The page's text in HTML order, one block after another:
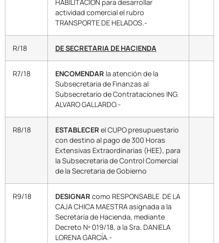
HABILITACIÓN para desarrollar
actividad comercial el rubro
TRANSPORTE DE HELADOS.-
R/18 DE SECRETARIA DE HACIENDA
R7/18 ENCOMENDAR la atención de la
Subsecretaria de Finanzas al
Subsecretario de Contrataciones ING.
ALVARO GALLARDO.-
R8/18 ESTABLECER el CUPO presupuestario
con destino al pago de 300 Horas
Extensivas Extraordinarias (HEE), para
la Subsecretaria de Control Comercial
de la Secretaria de Gobierno
R9/18 DESIGNAR como RESPONSABLE DE LA
CAJA CHICA MAESTRA asignada a la
Secretaría de Hacienda, mediante
Decreto Nº 019/18, a la Sra. DANIELA
LORENA GARCÍA.-